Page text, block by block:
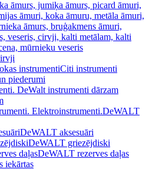
Citi instrumenti
piederumi
DeWALT
DeWALT aksesuāri
DeWALT griezējdiski
DeWALT rezerves daļas
iekārtas